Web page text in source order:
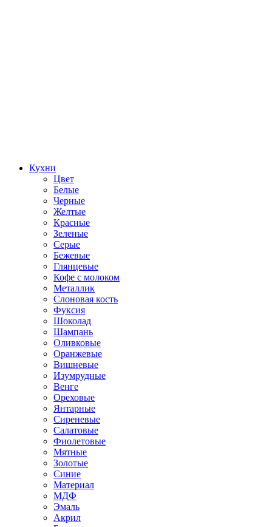
Кухни
Цвет
Белые
Черные
Желтые
Красные
Зеленые
Серые
Бежевые
Глянцевые
Кофе с молоком
Металлик
Слоновая кость
Фуксия
Шоколад
Шампань
Оливковые
Оранжевые
Вишневые
Изумрудные
Венге
Ореховые
Янтарные
Сиреневые
Салатовые
Фиолетовые
Мятные
Золотые
Синие
Материал
МДФ
Эмаль
Акрил